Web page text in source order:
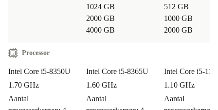
1024 GB
2000 GB
4000 GB
512 GB
1000 GB
2000 GB
Processor
Intel Core i5-8350U
1.70 GHz
Aantal
Intel Core i5-8365U
1.60 GHz
Aantal
Intel Core i5-
1.10 GHz
Aantal